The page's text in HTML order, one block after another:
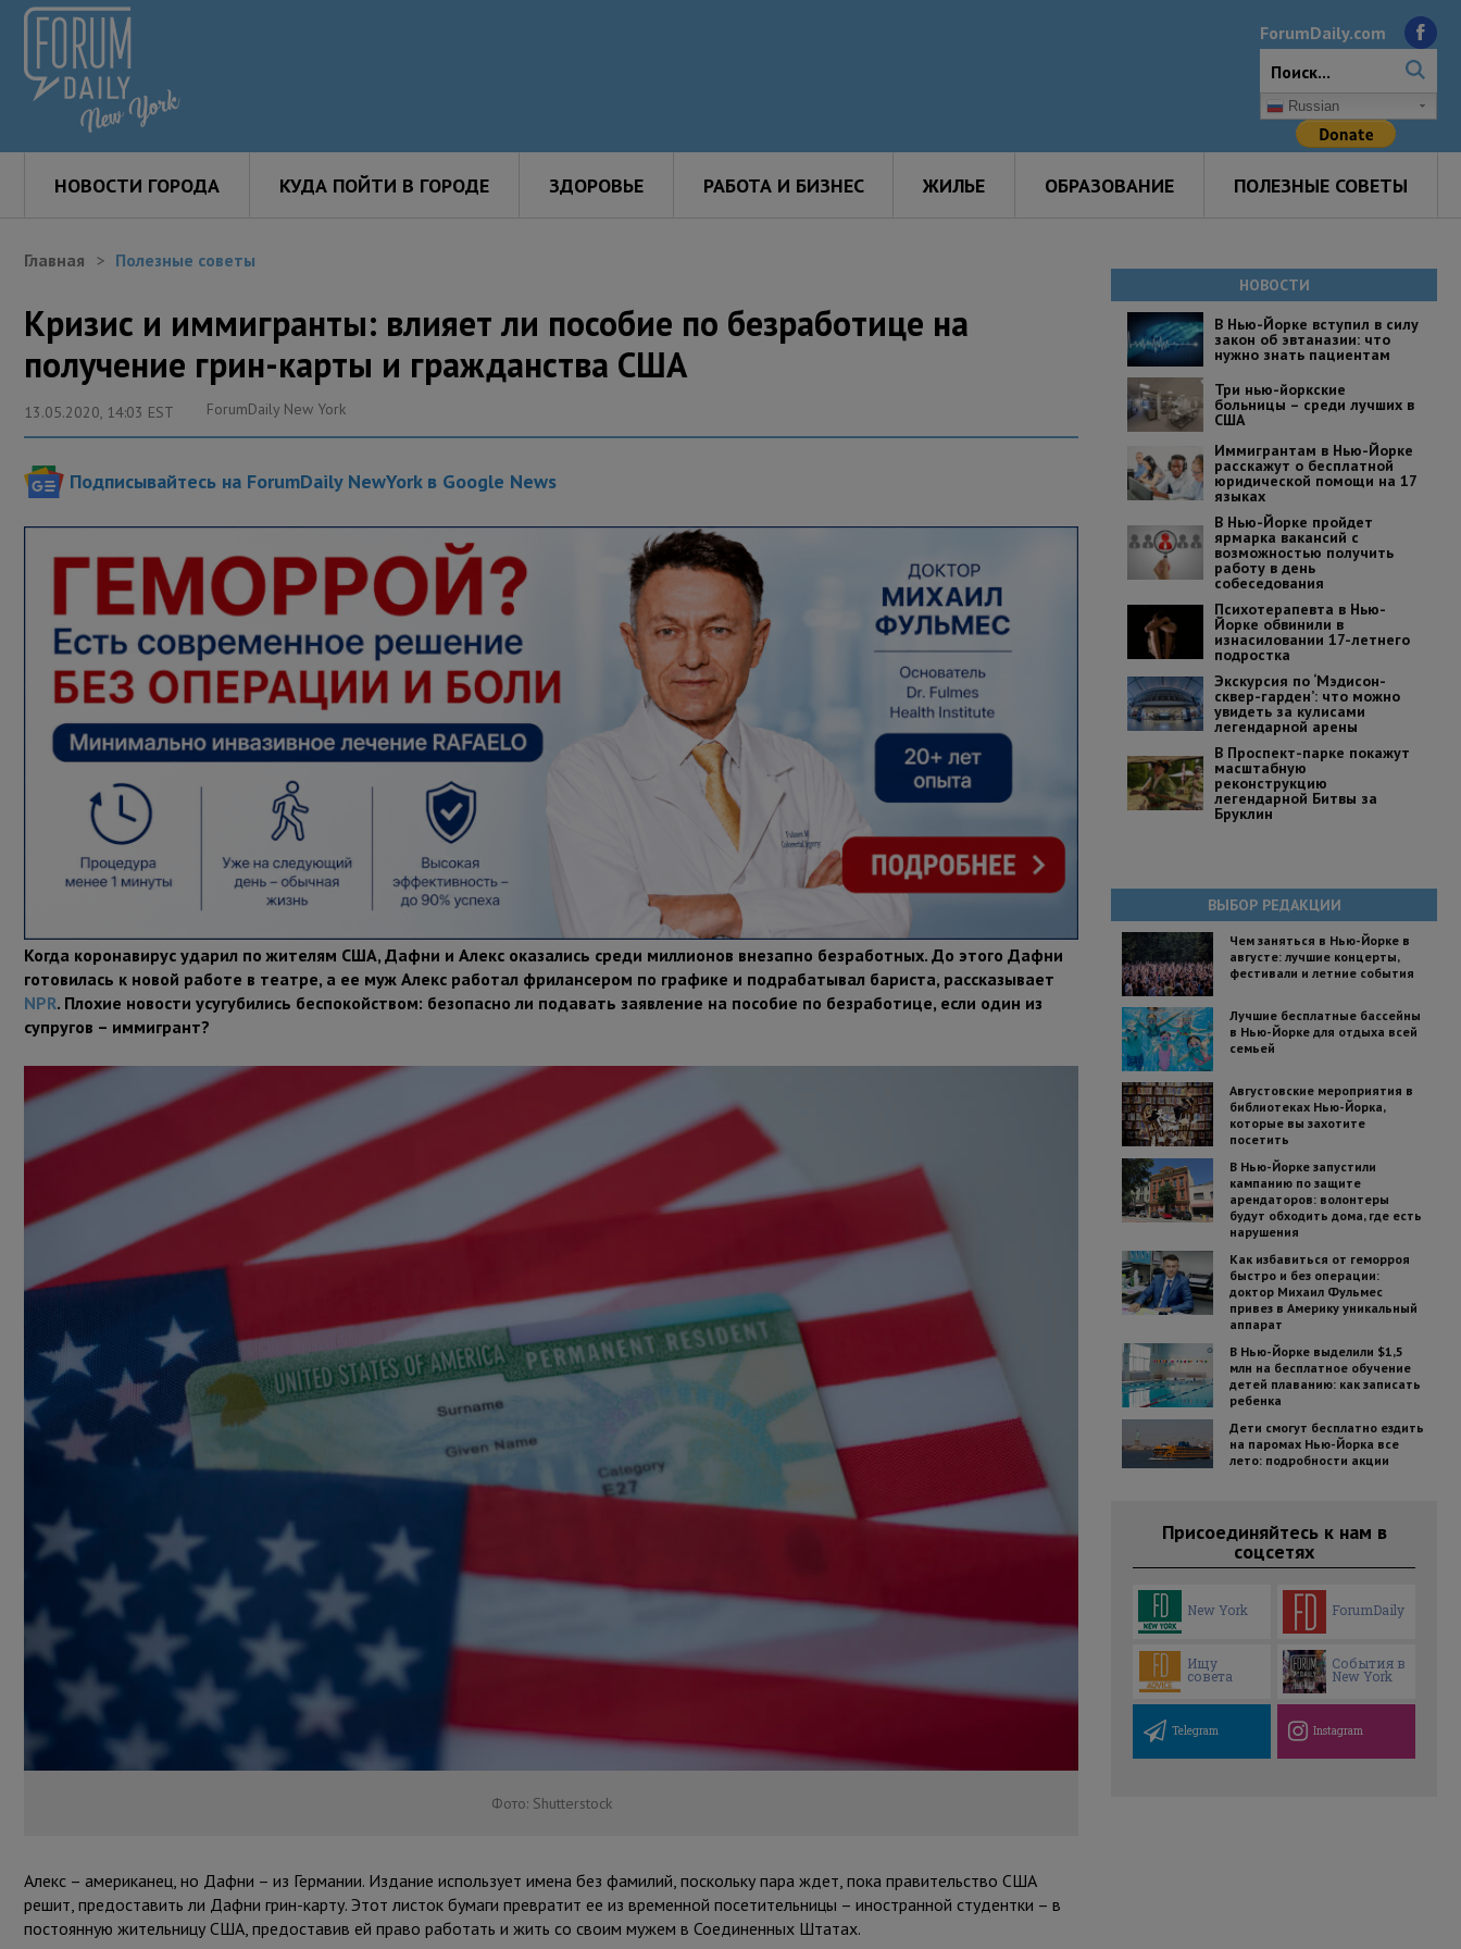
ForumDaily.com
Russian
НОВОСТИ ГОРОДА КУДА ПОЙТИ В ГОРОДЕ ЗДОРОВЬЕ РАБОТА И БИЗНЕС ЖИЛЬЕ ОБРАЗОВАНИЕ ПОЛЕЗНЫЕ СОВЕТЫ
Главная Полезные советы
Кризис и иммигранты: влияет ли пособие по безработице на
получение грин-карты и гражданства США
13.05.2020, 14:03 EST ForumDaily New York
Подписывайтесь на ForumDaily NewYork в Google News
Когда коронавирус ударил по жителям США, Дафни и Алекс оказались среди миллионов внезапно безработных. До этого Дафни
готовилась к новой работе в театре, а ее муж Алекс работал фрилансером по графике и подрабатывал бариста, рассказывает
NPR. Плохие новости усугубились беспокойством: безопасно ли подавать заявление на пособие по безработице, если один из
супругов – иммигрант?
Фото: Shutterstock
Алекс – американец, но Дафни – из Германии. Издание использует имена без фамилий, поскольку пара ждет, пока правительство США
решит, предоставить ли Дафни грин-карту. Этот листок бумаги превратит ее из временной посетительницы – иностранной студентки – в
постоянную жительницу США, предоставив ей право работать и жить со своим мужем в Соединенных Штатах.
НОВОСТИ
В Нью-Йорке вступил в силу
закон об эвтаназии: что
нужно знать пациентам
Три нью-йоркские
больницы – среди лучших в
США
Иммигрантам в Нью-Йорке
расскажут о бесплатной
юридической помощи на 17
языках
В Нью-Йорке пройдет
ярмарка вакансий с
возможностью получить
работу в день
собеседования
Психотерапевта в Нью-
Йорке обвинили в
изнасиловании 17-летнего
подростка
Экскурсия по ‘Мэдисон-
сквер-гарден’: что можно
увидеть за кулисами
легендарной арены
В Проспект-парке покажут
масштабную
реконструкцию
легендарной Битвы за
Бруклин
ВЫБОР РЕДАКЦИИ
Чем заняться в Нью-Йорке в
августе: лучшие концерты,
фестивали и летние события
Лучшие бесплатные бассейны
в Нью-Йорке для отдыха всей
семьей
Августовские мероприятия в
библиотеках Нью-Йорка,
которые вы захотите
посетить
В Нью-Йорке запустили
кампанию по защите
арендаторов: волонтеры
будут обходить дома, где есть
нарушения
Как избавиться от геморроя
быстро и без операции:
доктор Михаил Фульмес
привез в Америку уникальный
аппарат
В Нью-Йорке выделили $1,5
млн на бесплатное обучение
детей плаванию: как записать
ребенка
Дети смогут бесплатно ездить
на паромах Нью-Йорка все
лето: подробности акции
Присоединяйтесь к нам в
соцсетях
New York ForumDaily
Ищу
совета
События в
New York
Telegram Instagram